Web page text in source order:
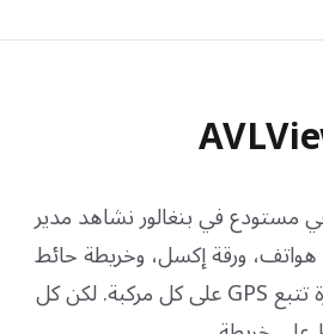
جلسنا في مستودع في بنغالور نشاهد مدير
ورقة إكسل، وخريطة حائط
بدبابيس. كان لديه أجهزة تتبع GPS على كل مركبة. لكن كل